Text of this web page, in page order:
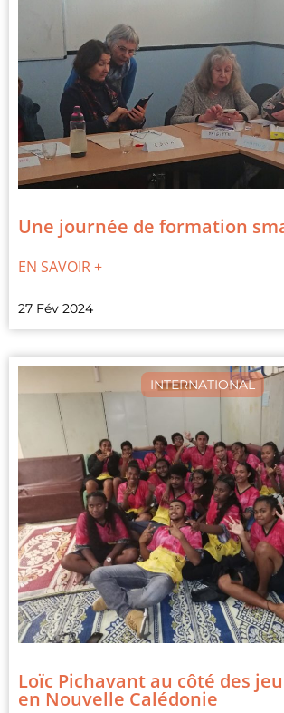
Une journée de formation
EN SAVOIR +
27 Fév 2024
INTERNATIONAL
Loïc Pichavant au côté des
en Nouvelle Calédonie